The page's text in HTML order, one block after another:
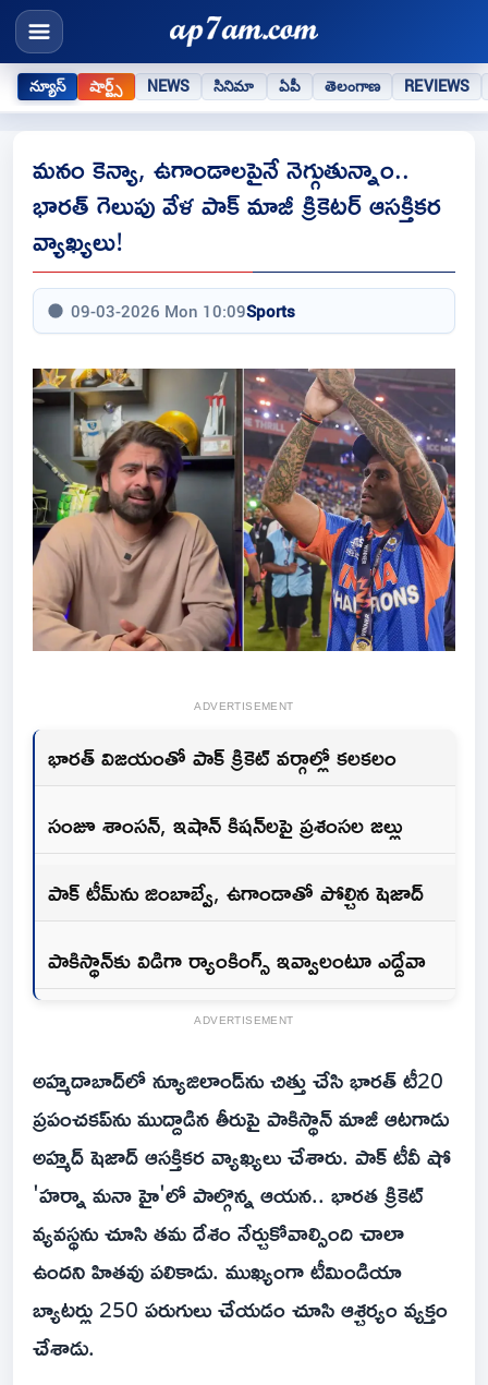
న్యూస్ షార్ట్స్ NEWS సినిమా ఏపీ తెలంగాణ REVIEWS
మనం కెన్యా, ఉగాండాలపైనే నెగ్గుతున్నాం..
భారత్ గెలుపు వేళ పాక్ మాజీ క్రికెటర్ ఆసక్తికర
వ్యాఖ్యలు!
09-03-2026 Mon 10:09Sports
ADVERTISEMENT
భారత్ విజయంతో పాక్ క్రికెట్ వర్గాల్లో కలకలం
సంజూ శాంసన్, ఇషాన్ కిషన్‌లపై ప్రశంసల జల్లు
పాక్ టీమ్‌ను జింబాబ్వే, ఉగాండాతో పోల్చిన షెజాద్
పాకిస్థాన్‌కు విడిగా ర్యాంకింగ్స్ ఇవ్వాలంటూ ఎద్దేవా
ADVERTISEMENT
అహ్మదాబాద్‌లో న్యూజిలాండ్‌ను చిత్తు చేసి భారత్ టీ20
ప్రపంచకప్‌ను ముద్దాడిన తీరుపై పాకిస్థాన్ మాజీ ఆటగాడు
అహ్మద్ షెజాద్ ఆసక్తికర వ్యాఖ్యలు చేశారు. పాక్ టీవీ షో
'హర్నా మనా హై'లో పాల్గొన్న ఆయన.. భారత క్రికెట్
వ్యవస్థను చూసి తమ దేశం నేర్చుకోవాల్సింది చాలా
ఉందని హితవు పలికాడు. ముఖ్యంగా టీమిండియా
బ్యాటర్లు 250 పరుగులు చేయడం చూసి ఆశ్చర్యం వ్యక్తం
చేశాడు.